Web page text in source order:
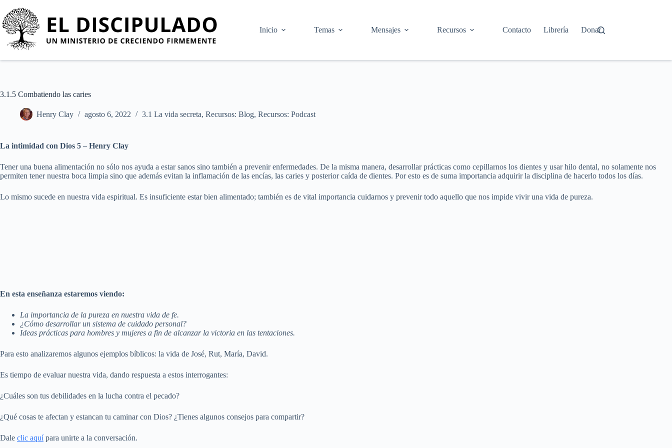
Inicio Temas Mensajes Recursos Contacto Librería Donar
3.1.5 Combatiendo las caries
Henry Clay agosto 6, 2022 3.1 La vida secreta, Recursos: Blog, Recursos: Podcast
La intimidad con Dios 5 – Henry Clay
Tener una buena alimentación no sólo nos ayuda a estar sanos sino también a prevenir enfermedades. De la misma manera, desarrollar prácticas como cepillarnos los dientes y usar hilo dental, no solamente nos
permiten tener nuestra boca limpia sino que además evitan la inflamación de las encías, las caries y posterior caída de dientes. Por esto es de suma importancia adquirir la disciplina de hacerlo todos los días.
Lo mismo sucede en nuestra vida espiritual. Es insuficiente estar bien alimentado; también es de vital importancia cuidarnos y prevenir todo aquello que nos impide vivir una vida de pureza.
En esta enseñanza estaremos viendo:
La importancia de la pureza en nuestra vida de fe.
¿Cómo desarrollar un sistema de cuidado personal?
Ideas prácticas para hombres y mujeres a fin de alcanzar la victoria en las tentaciones.
Para esto analizaremos algunos ejemplos bíblicos: la vida de José, Rut, María, David.
Es tiempo de evaluar nuestra vida, dando respuesta a estos interrogantes:
¿Cuáles son tus debilidades en la lucha contra el pecado?
¿Qué cosas te afectan y estancan tu caminar con Dios? ¿Tienes algunos consejos para compartir?
Dale clic aquípara unirte a la conversación.